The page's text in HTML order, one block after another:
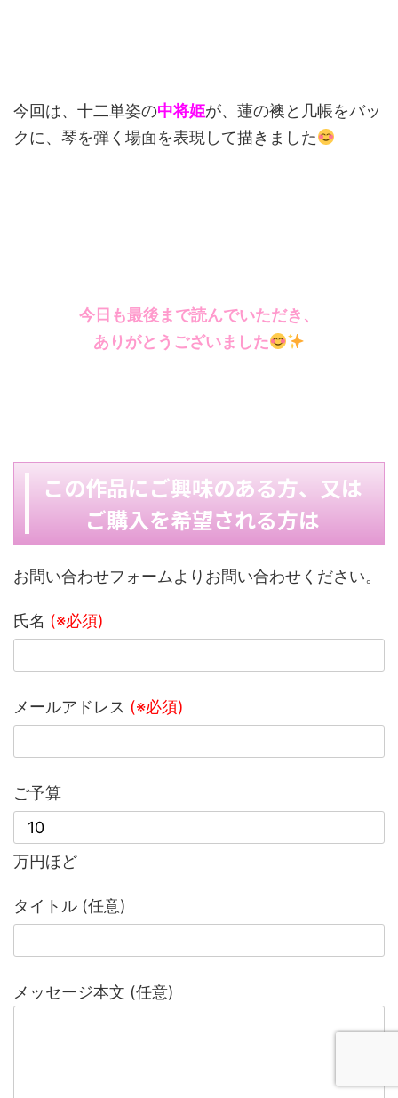
今回は、十二単姿の中将姫が、蓮の襖と几帳をバッ
クに、琴を弾く場面を表現して描きました
今日も最後まで読んでいただき、
ありがとうございました
この作品にご興味のある方、又は
ご購入を希望される方は
お問い合わせフォームよりお問い合わせください。
氏名 (※必須)
メールアドレス (※必須)
ご予算
万円ほど
タイトル (任意)
メッセージ本文 (任意)